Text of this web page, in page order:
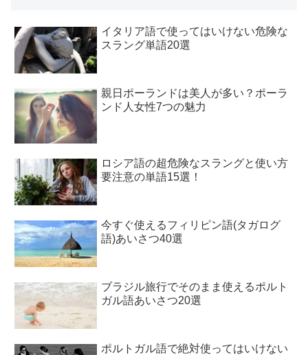
イタリア語で使ってはいけない危険な
スラング単語20選
親日ポーランドは美人が多い？ポーラ
ンド人女性7つの魅力
ロシア語の超危険なスラングと使い方
要注意の単語15選！
今すぐ使えるフィリピン語(タガログ
語)あいさつ40選
ブラジル旅行でそのまま使えるポルト
ガル語あいさつ20選
ポルトガル語で絶対使ってはいけない